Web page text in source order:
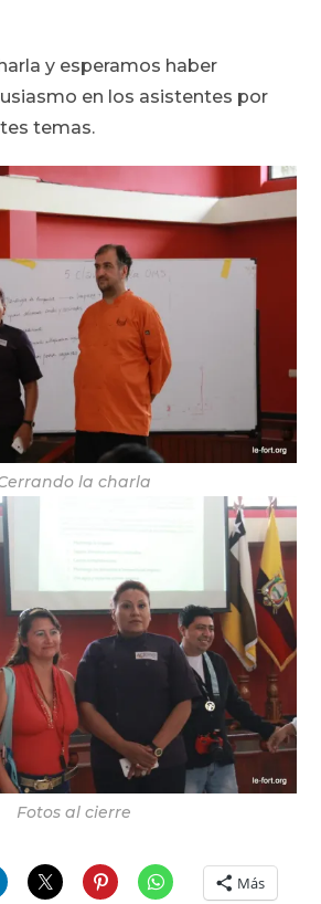
y esperamos haber
en los asistentes por
temas.
la charla
Fotos al cierre
Más